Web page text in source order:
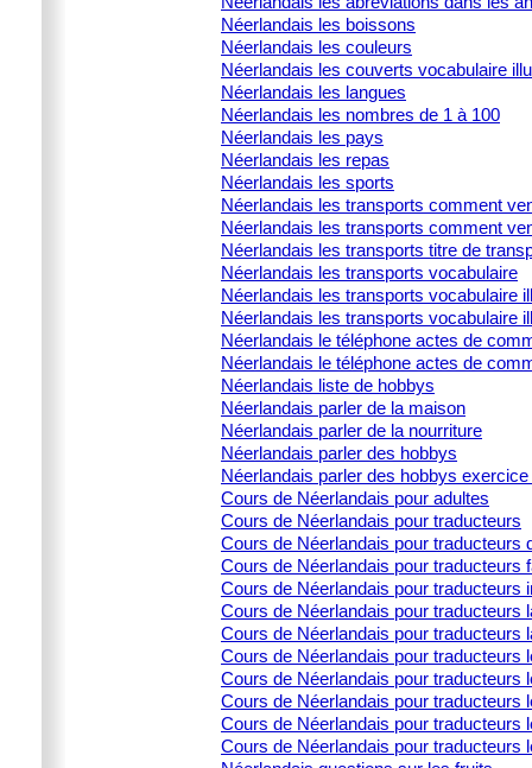
Néerlandais les boissons
Néerlandais les couleurs
Néerlandais les couverts vocabulaire
Néerlandais les langues
Néerlandais les nombres de 1 à 100
Néerlandais les pays
Néerlandais les repas
Néerlandais les sports
Néerlandais les transports comment
Néerlandais les transports comment
Néerlandais les transports titre de
Néerlandais les transports vocabulaire
Néerlandais les transports vocabulaire
Néerlandais les transports vocabulaire
Néerlandais le téléphone actes de
Néerlandais le téléphone actes de
Néerlandais liste de hobbys
Néerlandais parler de la maison
Néerlandais parler de la nourriture
Néerlandais parler des hobbys
Néerlandais parler des hobbys
Cours de Néerlandais pour adultes
Cours de Néerlandais pour traducteurs
Cours de Néerlandais pour traducteurs
Cours de Néerlandais pour traducteurs
Cours de Néerlandais pour traducteurs
Cours de Néerlandais pour traducteurs
Cours de Néerlandais pour traducteurs
Cours de Néerlandais pour traducteurs
Cours de Néerlandais pour traducteurs
Cours de Néerlandais pour traducteurs
Cours de Néerlandais pour traducteurs
Cours de Néerlandais pour traducteurs